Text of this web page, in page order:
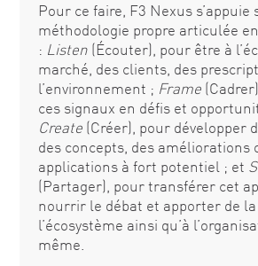
Pour ce faire, F3 Nexus s’appuie
méthodologie propre articulée
: Listen(Écouter), pour être à
marché, des clients, des
l’environnement ; Frame
ces signaux en défis et
Create(Créer), pour développer
des concepts, des améliorations
applications à fort potentiel ; et
(Partager), pour transférer cet
nourrir le débat et apporter de
l’écosystème ainsi qu’à
même.